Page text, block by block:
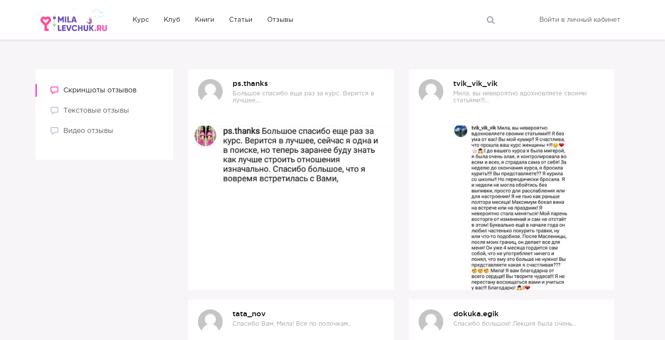
Курс Клуб Книги Статьи Отзывы Войти в личный кабинет
Скриншоты отзывов
Текстовые отзывы
Видео отзывы
ps.thanks
Большое спасибо еще раз за курс. Верится в
лучшее,…
tvik_vik_vik
Мила, вы невероятно вдохновляете своими
статьями!!!…
tata_nov
Спасибо Вам, Мила! Все по полочкам..
dokuka.egik
Спасибо большое! Лекция была очень...